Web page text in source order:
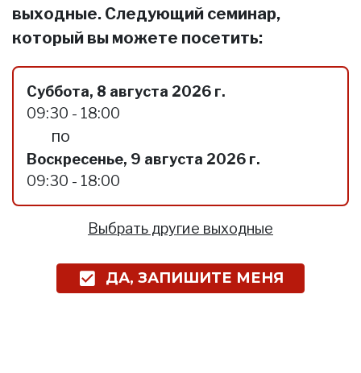
выходные. Следующий семинар,
который вы можете посетить:
Суббота, 8 августа 2026 г.
09:30 - 18:00
по
Воскресенье, 9 августа 2026 г.
09:30 - 18:00
Выбрать другие выходные
ДА, ЗАПИШИТЕ МЕНЯ